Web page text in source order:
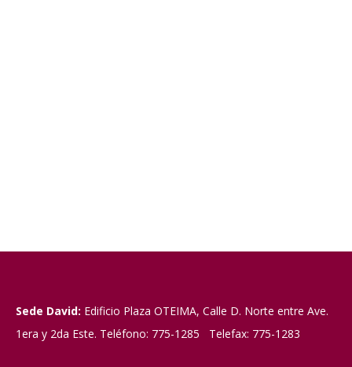
Sede David: Edificio Plaza OTEIMA, Calle D. Norte entre Ave.
1era y 2da Este. Teléfono: 775-1285 Telefax: 775-1283